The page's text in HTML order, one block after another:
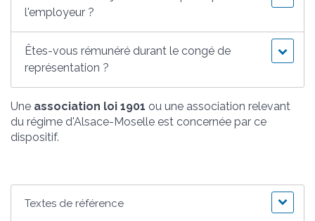
l'employeur ?
Êtes-vous rémunéré durant le congé de
représentation ?
Une association loi 1901 ou une association relevant
du régime d'Alsace-Moselle est concernée par ce
dispositif.
Textes de référence